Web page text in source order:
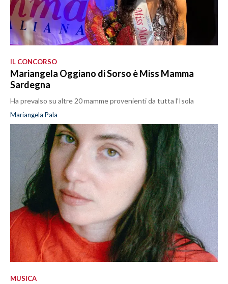
IL CONCORSO
Mariangela Oggiano di Sorso è Miss Mamma
Sardegna
Ha prevalso su altre 20 mamme provenienti da tutta l’Isola
Mariangela Pala
MUSICA